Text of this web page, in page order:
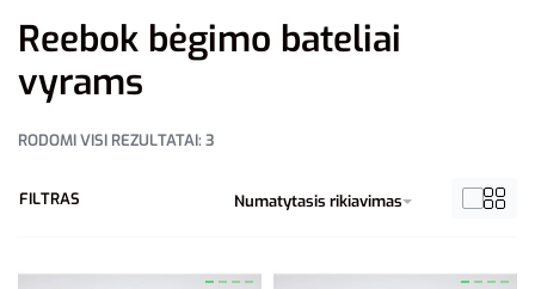
Reebok bėgimo bateliai
vyrams
RODOMI VISI REZULTATAI: 3
Numatytasis rikiavimas
FILTRAS